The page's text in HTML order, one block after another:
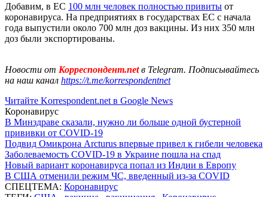
Добавим, в ЕС 100 млн человек полностью привиты от
коронавируса. На предприятиях в государствах ЕС с начала
года выпустили около 700 млн доз вакцины. Из них 350 млн
доз были экспортированы.
Новости от Корреспондент.netв Telegram. Подписывайтесь
на наш канал https://t.me/korrespondentnet
Читайте Korrespondent.net в Google News
Коронавирус
В Минздраве сказали, нужно ли больше одной бустерной
прививки от COVID-19
Подвид Омикрона Arcturus впервые привел к гибели человека
Заболеваемость COVID-19 в Украине пошла на спад
Новый вариант коронавируса попал из Индии в Европу
В США отменили режим ЧС, введенный из-за COVID
СПЕЦТЕМА: Коронавирус